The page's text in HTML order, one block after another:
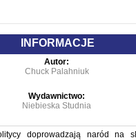
INFORMACJE
Autor:
Chuck Palahniuk
Wydawnictwo:
Niebieska Studnia
doprowadzają naród na